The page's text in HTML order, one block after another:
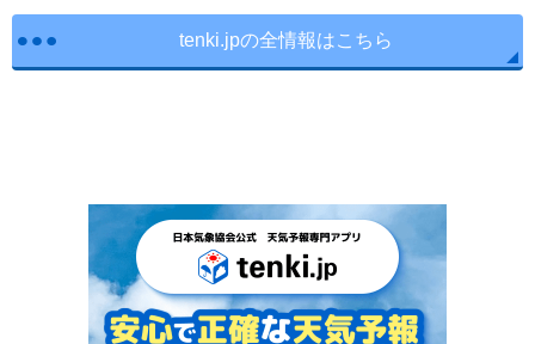
tenki.jpの全情報はこちら